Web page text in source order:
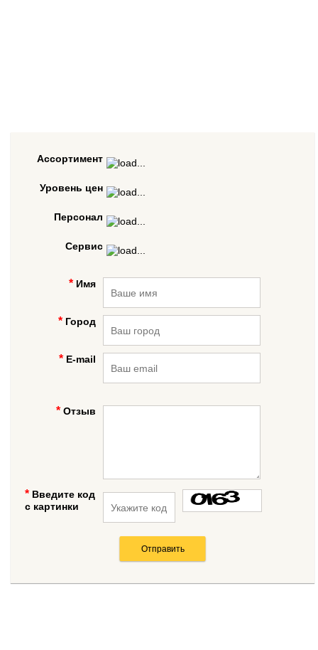
Ассортимент
Уровень цен
Персонал
Сервис
Имя
Город
E-mail
Отзыв
Введите код
с картинки